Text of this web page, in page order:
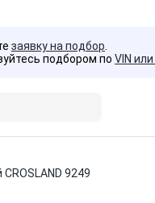
заявку на подбор
подбором по VIN
9249